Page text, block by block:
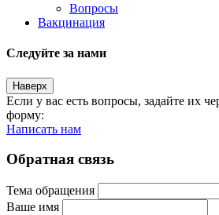
Вопросы
Вакцинация
Следуйте за нами
Наверх
Если у вас есть вопросы, задайте их
форму:
Написать нам
Обратная связь
Тема обращения
Ваше имя